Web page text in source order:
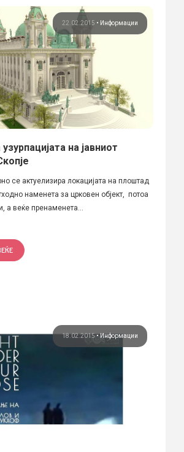
22.02.2015 • Информации
на јавниот
се актуелизира локацијата на плоштад
наменета за црковен објект, потоа
а веќе пренаменета...
18.02.2015•Информации